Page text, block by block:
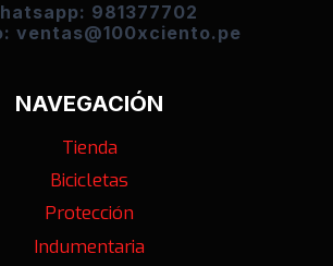
981377702
ventas@100xciento.pe
NAVEGACIÓN
Tienda
Bicicletas
Protección
Indumentaria